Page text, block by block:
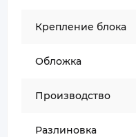
Крепление блока
Обложка
Производство
Разлиновка